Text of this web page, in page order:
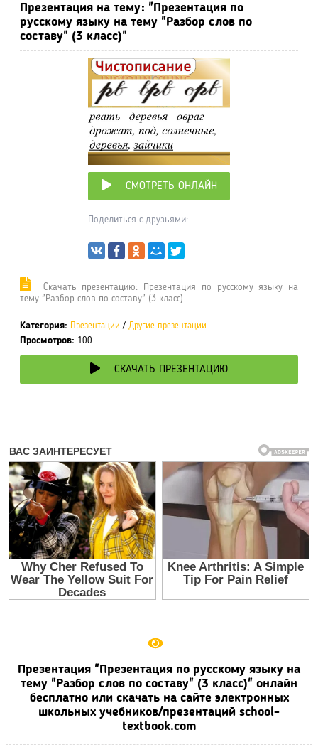
Презентация на тему: "Презентация по
русскому языку на тему "Разбор слов по
составу" (3 класс)"
СМОТРЕТЬ ОНЛАЙН
Поделиться с друзьями:
Cкачать презентацию: Презентация по русскому языку на
тему "Разбор слов по составу" (3 класс)
Категория: Презентации / Другие презентации
Просмотров: 100
СКАЧАТЬ ПРЕЗЕНТАЦИЮ
Презентация "Презентация по русскому языку на
тему "Разбор слов по составу" (3 класс)" онлайн
бесплатно или скачать на сайте электронных
школьных учебников/презентаций school-
textbook.com